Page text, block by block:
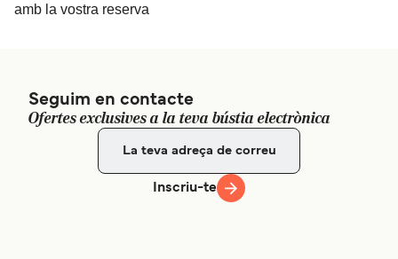
amb la vostra reserva
Seguim en contacte
Ofertes exclusives a la teva bústia electrònica
Inscriu-te